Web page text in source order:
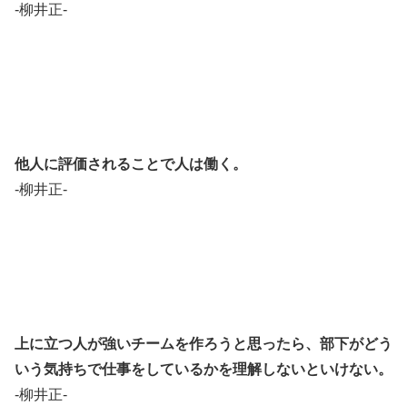
-柳井正-
他人に評価されることで人は働く。
-柳井正-
上に立つ人が強いチームを作ろうと思ったら、部下がどう
いう気持ちで仕事をしているかを理解しないといけない。
-柳井正-